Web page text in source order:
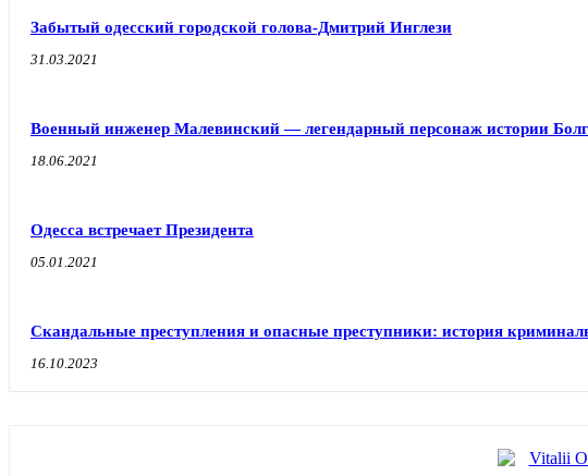
Забытый одесский городской голова-Дмитрий Инглези
31.03.2021
Военный инженер Малевинский — легендарный персонаж истории
18.06.2021
Одесса встречает Президента
05.01.2021
Скандальные преступления и опасные преступники: история
16.10.2023